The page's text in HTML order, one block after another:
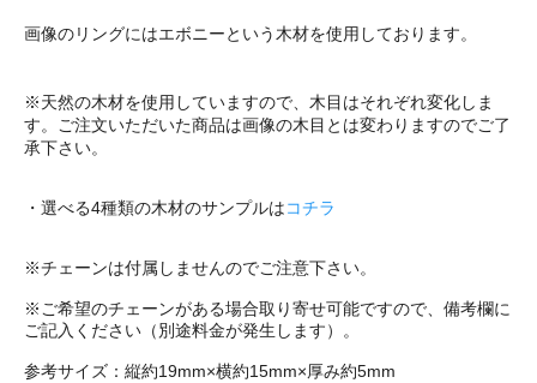
画像のリングにはエボニーという木材を使用しております。
※天然の木材を使用していますので、木目はそれぞれ変化しま
す。ご注文いただいた商品は画像の木目とは変わりますのでご了
承下さい。
・選べる4種類の木材のサンプルはコチラ
※チェーンは付属しませんのでご注意下さい。
※ご希望のチェーンがある場合取り寄せ可能ですので、備考欄に
ご記入ください（別途料金が発生します）。
参考サイズ：縦約19mm×横約15mm×厚み約5mm